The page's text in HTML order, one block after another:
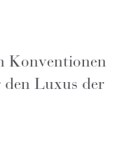
Konventionen
Luxus der